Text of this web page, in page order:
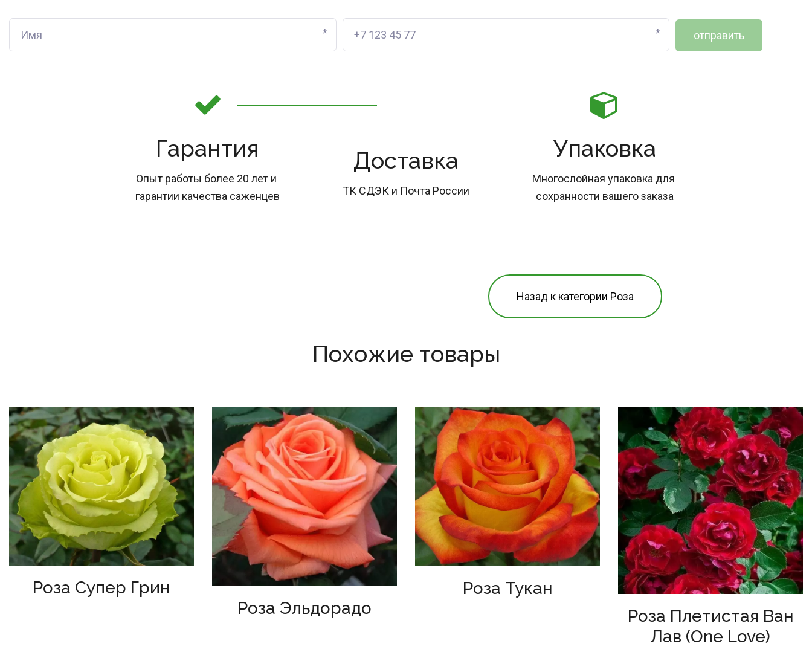
* * отправить
Гарантия
Опыт работы более 20 лет и
гарантии качества саженцев
Доставка
ТК СДЭК и Почта России
Упаковка
Многослойная упаковка для
сохранности вашего заказа
Назад к категории Роза
Похожие товары
Роза Супер Грин
Роза Эльдорадо
Роза Тукан
Роза Плетистая Ван
Лав (One Love)